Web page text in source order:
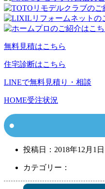
無料見積はこちら
住宅診断はこちら
LINEで無料見積り・相談
HOME受注状況
投稿日： 2018年12月1日
カテゴリー：